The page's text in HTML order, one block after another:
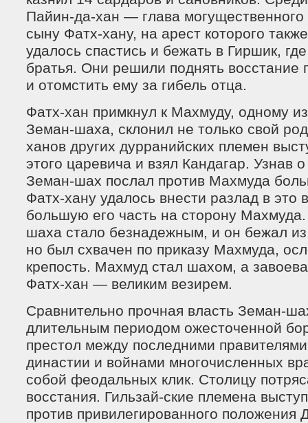
Пайин-да-хан — глава могущественного
сыну Фатх-хану, на арест которого
удалось спастись и бежать в Гиршик,
братья. Они решили поднять восстание
и отомстить ему за гибель отца.
Фатх-хан примкнул к Махмуду, одному
Земан-шаха, склонил не только свой
ханов других дурранийских племен
этого царевича и взял Кандагар. Узнав
Земан-шах послал против Махмуда
Фатх-хану удалось внести разлад в это
большую его часть на сторону
шаха стало безнадежным, и он бежал
но был схвачен по приказу Махмуда,
крепость. Махмуд стал шахом, а
Фатх-хан — великим везирем.
Сравнительно прочная власть Земан-
длительным периодом ожесточенной
престол между последними
династии и войнами многочисленных
собой феодальных клик. Столицу
восстания. Гильзай-ские племена
против привилегированного положения